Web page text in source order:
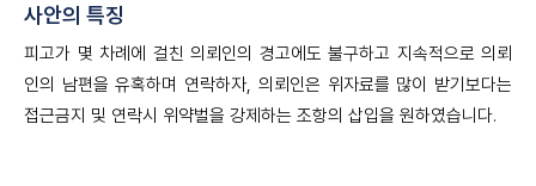
사안의 특징
피고가 몇 차례에 걸친 의뢰인의 경고에도 불구하고 지속적으로 의뢰
인의 남편을 유혹하며 연락하자, 의뢰인은 위자료를 많이 받기보다는
접근금지 및 연락시 위약벌을 강제하는 조항의 삽입을 원하였습니다.